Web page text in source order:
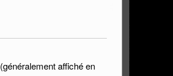
affiché en